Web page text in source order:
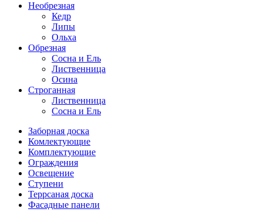
Необрезная
Кедр
Липы
Ольха
Обрезная
Cосна и Ель
Лиственница
Осина
Строганная
Лиственница
Сосна и Ель
Заборная доска
Комлектующие
Комплектующие
Ограждения
Освещение
Ступени
Террсаная доска
Фасадные панели